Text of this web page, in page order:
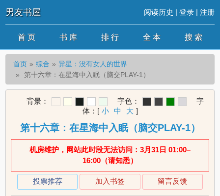
男友书屋 阅读历史 | 登录| 注册
首 页 书 库 排 行 全 本 搜 索
首页 综合
异星：没有女人的世界
第十六章：在星海中入眠（脑交PLAY-1）
背景： 字色：
字
体： [ 小 中 大 ]
第十六章：在星海中入眠（脑交PLAY-1）
机房维护，网站此时段无法访问：3月31日 01:00–
16:00（请知悉）
投票推荐 加入书签 留言反馈